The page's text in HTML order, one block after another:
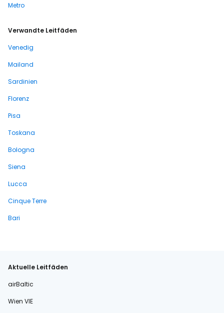
Metro
Verwandte Leitfäden
Venedig
Mailand
Sardinien
Florenz
Pisa
Toskana
Bologna
Siena
Lucca
Cinque Terre
Bari
Aktuelle Leitfäden
airBaltic
Wien VIE